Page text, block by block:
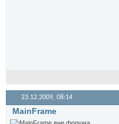
23.12.2009, 08:14
MainFrame